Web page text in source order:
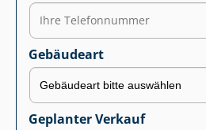
Gebäudeart
Geplanter Verkauf